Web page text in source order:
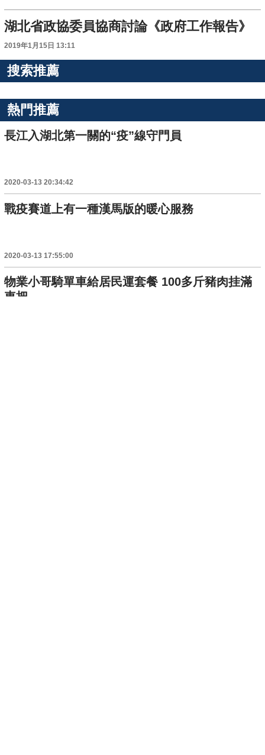
湖北省政協委員協商討論《政府工作報告》
2019年1月15日 13:11
搜索推薦
熱門推薦
長江入湖北第一關的“疫”線守門員
2020-03-13 20:34:42
戰疫賽道上有一種漢馬版的暖心服務
2020-03-13 17:55:00
物業小哥騎單車給居民運套餐 100多斤豬肉挂滿
車把